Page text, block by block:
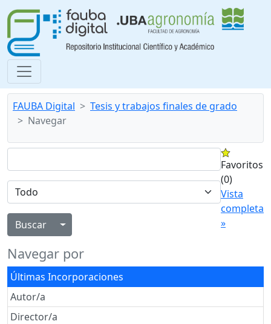
FAUBA Digital
Tesis y trabajos finales de grado
Navegar
Alternar menú desplegable
Favoritos
(0)
Vista
completa
»
Navegar por
Últimas Incorporaciones
Autor/a
Director/a